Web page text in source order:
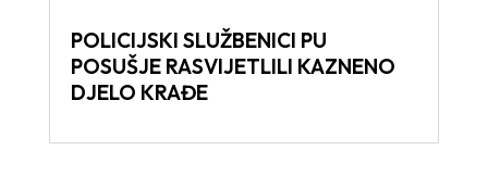
POLICIJSKI SLUŽBENICI PU
POSUŠJE RASVIJETLILI KAZNENO
DJELO KRAĐE